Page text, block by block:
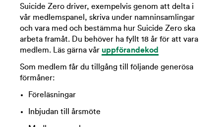
Suicide Zero driver, exempelvis genom att delta i
vår medlemspanel, skriva under namninsamlingar
och vara med och bestämma hur Suicide Zero ska
arbeta framåt. Du behöver ha fyllt 18 år för att vara
medlem. Läs gärna vår uppförandekod
Som medlem får du tillgång till följande generösa
förmåner:
Föreläsningar
Inbjudan till årsmöte